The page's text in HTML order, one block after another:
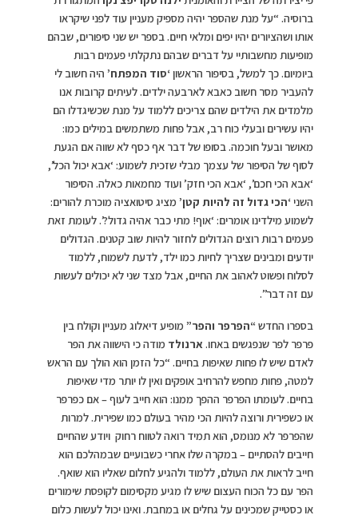
ברוסיה. “על מנת שהספר יהיה מספיק מעניין עוד לפני שיקראו
אותו ושהציורים יהיו יפים ומלאי חיים. בספר יש שני סיפורים, שבהם
מופיעות מחשבותיי על דברים שבהם נתקלתי פעמים רבות
ביומיום. כך למשל, בסיפור הראשון‘סוד המפתח’ היה חשוב לי
להעביר מסר חשוב כאבא לארבעה ילדים. לעיתים קרובות אנו
מלמדים את הילדים שהם צריכים ללמוד על מנת שכשיגדלו הם
יהיו עשירים ובעלי כוח רב, אבל פחות משתמשים במילים כמו:
מאושר ובעל חוכמה. בסופו של דבר אף כסף לא שווה אם הגעת
לסוף של הסיפור של עצמך מבלי שזכית לשמוע: ‘אבא יכול הכל’,
‘אבא הכי חכם’, ‘אבא הכי חזק’ ועוד מחמאות כאלה. הסיפור
השני‘הכי גדול זה להיות קטן’ מציג סיטואציה מוכרת להורים:
לשמוע מילדינו אומרים: ‘אוף! מתי כבר אהיה גדול?’. לעומת זאת
פעמים רבות רוצים הגדולים לחזור להיות שוב קטנים. הגדולים
יודעים ומבינים שצריך לחיות כמו ילד, לדעת לשמוח, ללמוד
לסלוח ופשוט לאהוב את החיים, אבל מצד שני לא יכולים לעשות
עם זה דבר”.
בספרו החדש“הפרפר והפר” מופיע דיאלוג מעניין וקולח בין
פרפר לפר שנפגשים באחו.ארנולד מודה כי הישווה את הפר
לאדם שיש לו פחות שאיפות בחיים. “כל הזמן הוא הולך עם הראש
למטה, פחות מחפש להרחיב אופקים ואין לו יותר מדי שאיפות
בחיים. לעומתו הפרפר ההפך ממנו: הוא חייב לעוף – אם כפרפר
או כשפירית ורוצה להיות הכי מהיר בעולם כמו שפירית. למרות
שהפרפר לא מנומס, הוא תמיד רואה לטווח רחוק ויודע שהחיים
חייבים להסתיים – במקרה שלו אחרי כשבועיים שבמהלכם הוא
חייב לראות את העולם, ללמוד ולהגיע לחלום שאליו הוא שואף.
הפר עם כל הכוח העצום שיש לו מגיע מקסימום לקופסת שימורים
או כסטייק שמכינים על גחלים או במחבת. ואינו יכול לעשות כלום